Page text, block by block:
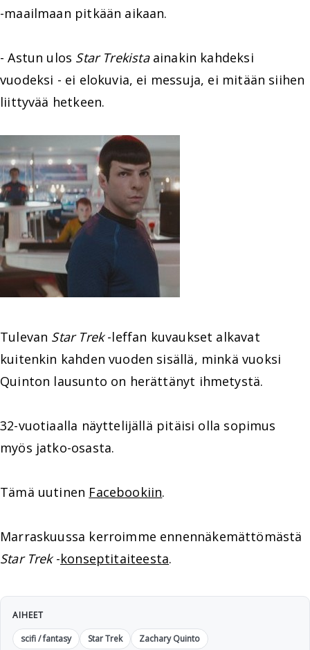
-maailmaan pitkään aikaan.
- Astun ulos Star Trekistaainakin kahdeksi
vuodeksi - ei elokuvia, ei messuja, ei mitään siihen
liittyvää hetkeen.
Tulevan Star Trek-leffan kuvaukset alkavat
kuitenkin kahden vuoden sisällä, minkä vuoksi
Quinton lausunto on herättänyt ihmetystä.
32-vuotiaalla näyttelijällä pitäisi olla sopimus
myös jatko-osasta.
Tämä uutinen Facebookiin.
Marraskuussa kerroimme ennennäkemättömästä
Star Trek-konseptitaiteesta.
AIHEET
scifi / fantasy
Star Trek Zachary Quinto